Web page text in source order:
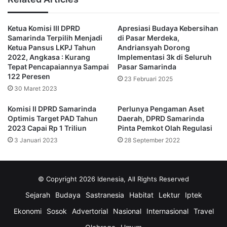
oleh pemerintah provinsi. Hal itu memuat permasalahan
penugasan pada Pemkot Samarinda.
“Pansus telah memperoleh gambaran jelas dan
konfrehensif tentang berbagai kebijakan yang sudah
diimplementasikan, serta hasil capaian. Sehingga kami
penyelenggaraan pemerintah yang lengkap dengan data-
data yang ril, update dan layak dipercaya, ” ujar Fuad.
Dikatakannya, terkait hasil kinerja Wali Kota Samarinda,
“Teman-teman Fraksi mengapresiasi semua terkait kinerja
Wali Kota yang sudah mencapai persentase tinggi. Kita
Ketua Komisi III DPRD
Samarinda Terpilih Menjadi
Ketua Pansus LKPJ Tahun
2022, Angkasa : Kurang
Tepat Pencapaiannya Sampai
122 Peresen
30 Maret 2023
Apresiasi Budaya Kebersihan
di Pasar Merdeka,
Andriansyah Dorong
Implementasi 3k di Seluruh
Pasar Samarinda
23 Februari 2025
Komisi II DPRD Samarinda
Optimis Target PAD Tahun
2023 Capai Rp 1 Triliun
3 Januari 2023
Perlunya Pengaman Aset
Daerah, DPRD Samarinda
Pinta Pemkot Olah Regulasi
28 September 2022
© Copyright 2026 Idenesia, All Rights Reserved
Sejarah Budaya Sastranesia Habitat Lektur
Iptek
Ekonomi
Sosok Advertorial Nasional Internasional
Travel